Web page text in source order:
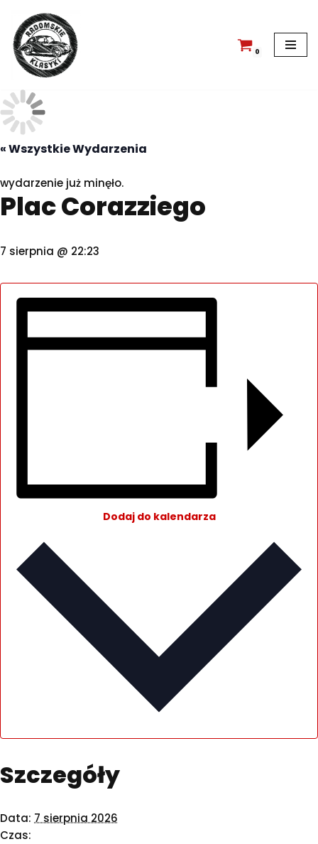
Przejdź
do
treści
0
« Wszystkie Wydarzenia
wydarzenie już minęło.
Plac Corazziego
7 sierpnia @ 22:23
Dodaj do kalendarza
Szczegóły
Data: 7 sierpnia 2026
Czas: